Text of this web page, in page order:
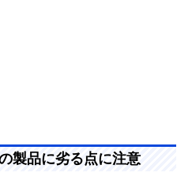
製品に劣る点に注意